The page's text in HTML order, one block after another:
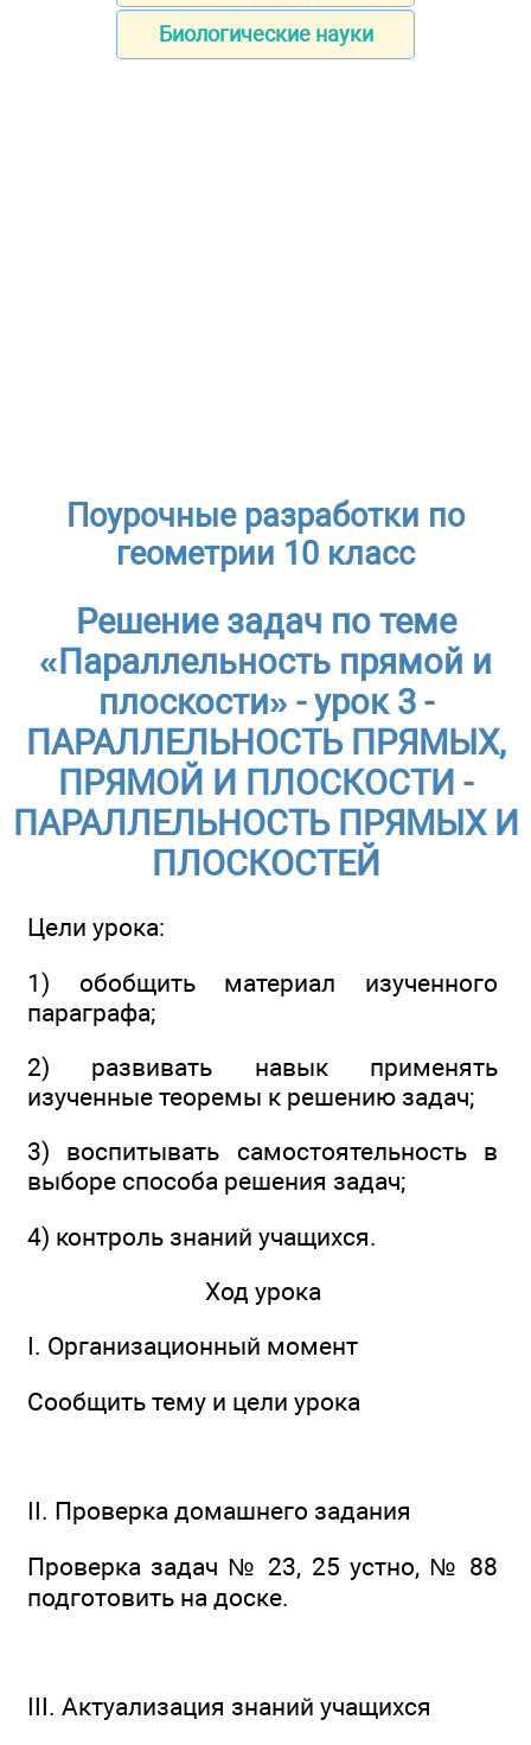
Биологические науки
Поурочные разработки по
геометрии 10 класс
Решение задач по теме
«Параллельность прямой и
плоскости» - урок 3 -
ПАРАЛЛЕЛЬНОСТЬ ПРЯМЫХ,
ПРЯМОЙ И ПЛОСКОСТИ -
ПАРАЛЛЕЛЬНОСТЬ ПРЯМЫХ И
ПЛОСКОСТЕЙ
Цели урока:
1) обобщить материал изученного
параграфа;
2) развивать навык применять
изученные теоремы к решению задач;
3) воспитывать самостоятельность в
выборе способа решения задач;
4) контроль знаний учащихся.
Ход урока
I. Организационный момент
Сообщить тему и цели урока
II. Проверка домашнего задания
Проверка задач № 23, 25 устно, № 88
подготовить на доске.
III. Актуализация знаний учащихся